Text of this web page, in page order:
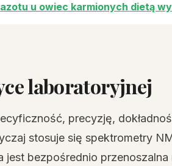
u owiec karmionych dietą
laboratoryjnej
precyzję,
stosuje się spektrometry
bezpośrednio przenoszalna